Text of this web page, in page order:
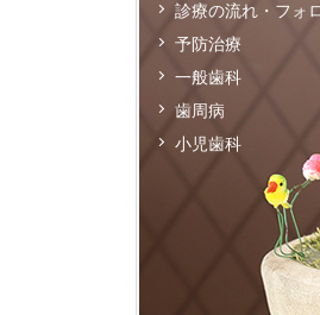
診療の流れ・フォ
予防治療
一般歯科
歯周病
小児歯科